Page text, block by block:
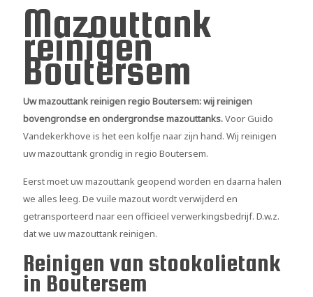
Mazouttank
reinigen
Boutersem
Uw mazouttank reinigen regio Boutersem: wij reinigen
bovengrondse en ondergrondse mazouttanks.Voor Guido
Vandekerkhove is het een kolfje naar zijn hand. Wij reinigen
uw mazouttank grondig in regio Boutersem.
Eerst moet uw mazouttank geopend worden en daarna halen
we alles leeg. De vuile mazout wordt verwijderd en
getransporteerd naar een officieel verwerkingsbedrijf. D.w.z.
dat we uw mazouttank reinigen.
Reinigen van stookolietank
in Boutersem